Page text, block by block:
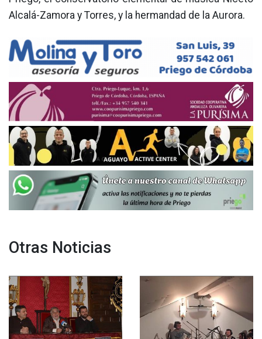
Alcalá-Zamora y Torres, y la hermandad de la Aurora.
Otras Noticias